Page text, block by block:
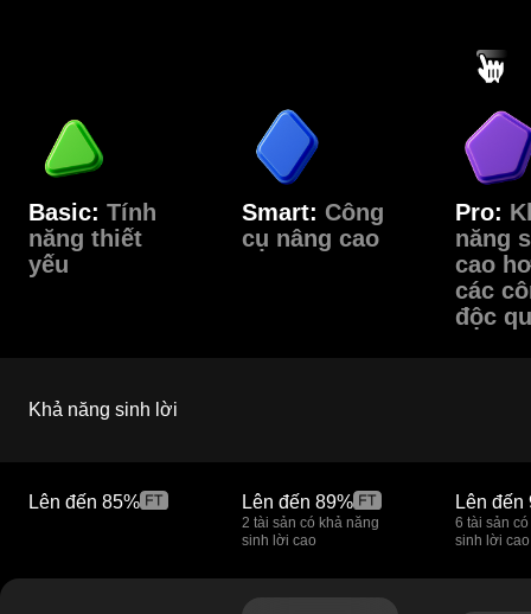
Basic: Tính
năng thiết
yếu
Smart: Công
cụ nâng cao
Pro:
năng
cao
các
độc
Khả năng sinh lời
Lên đến 85% Lên đến 89%
2 tài sản có khả năng
sinh lời cao
Lên đến
6 tài sản
sinh lời cao